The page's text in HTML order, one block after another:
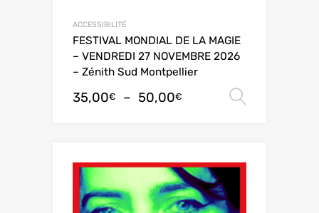
ACCESSIBILITÉ
FESTIVAL MONDIAL DE LA MAGIE
– VENDREDI 27 NOVEMBRE 2026
– Zénith Sud Montpellier
35,00€ – 50,00€